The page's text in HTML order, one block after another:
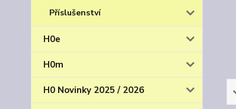
Příslušenství
H0e
H0m
H0 Novinky 2025 / 2026